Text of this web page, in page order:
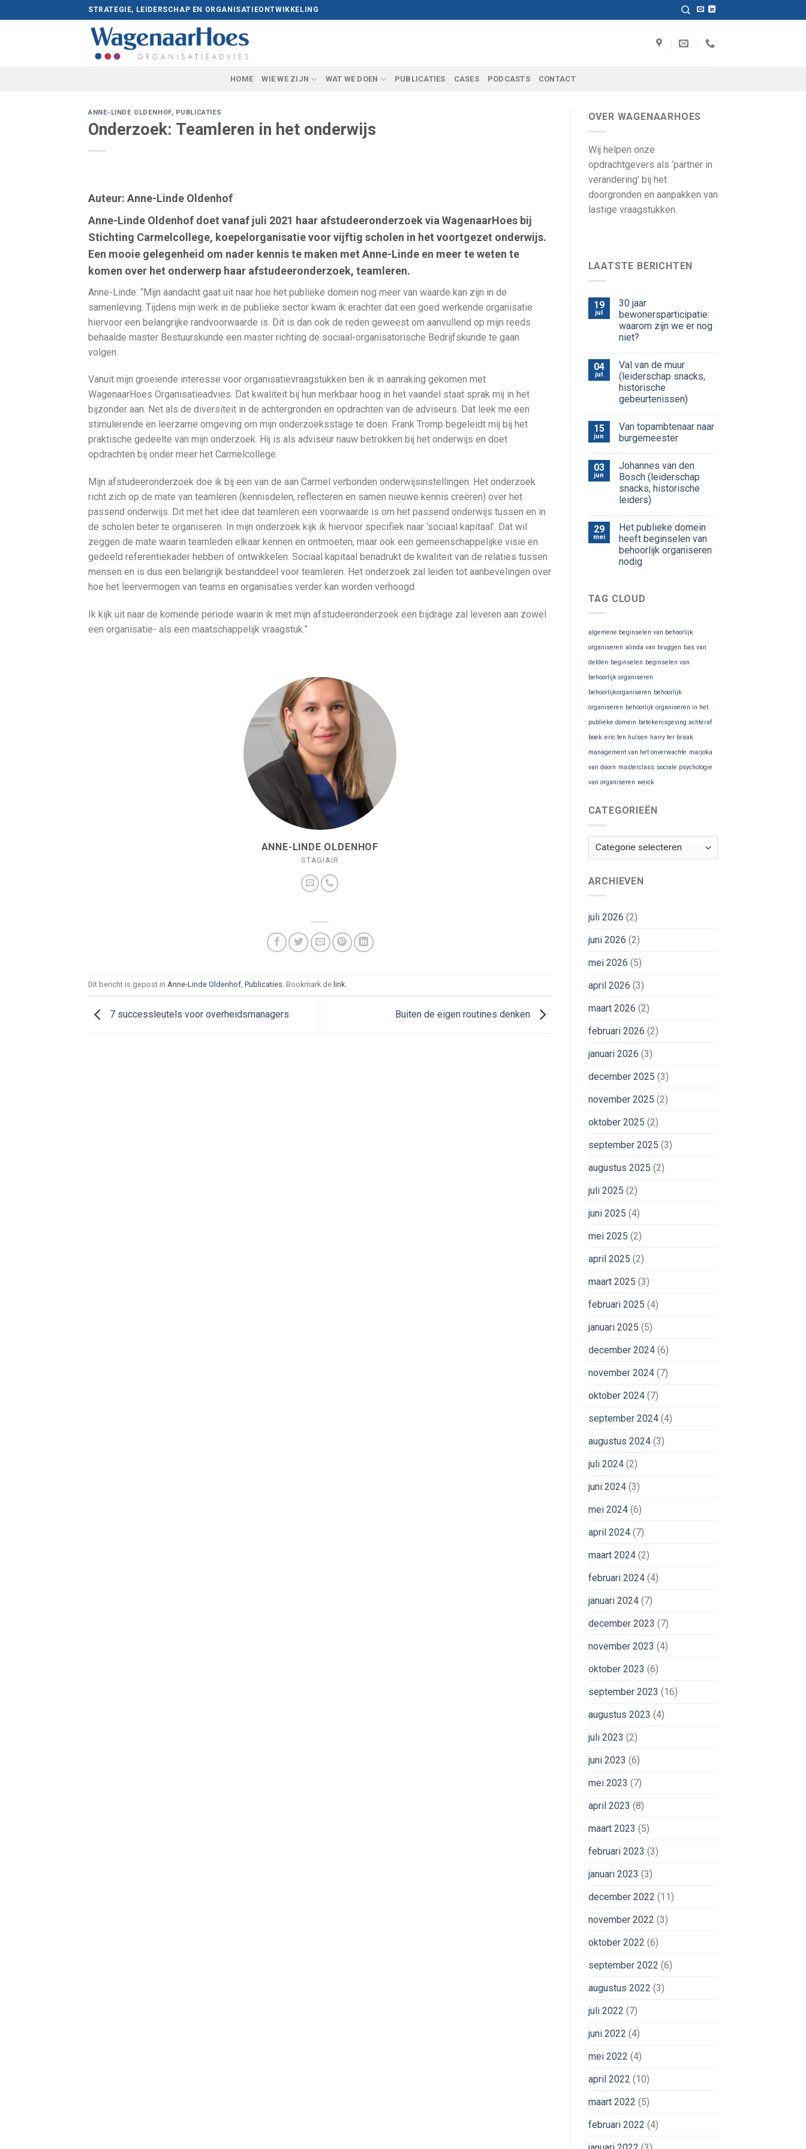
to
STRATEGIE, LEIDERSCHAP EN ORGANISATIEONTWIKKELING
HOME WIE WE ZIJN WAT WE DOEN PUBLICATIES CASES PODCASTS CONTACT
ANNE-LINDE OLDENHOF, PUBLICATIES
Onderzoek: Teamleren in het onderwijs
Auteur: Anne-Linde Oldenhof
Anne-Linde Oldenhof doet vanaf juli 2021 haar afstudeeronderzoek via WagenaarHoes bij
Stichting Carmelcollege, koepelorganisatie voor vijftig scholen in het voortgezet onderwijs.
Een mooie gelegenheid om nader kennis te maken met Anne-Linde en meer te weten te
komen over het onderwerp haar afstudeeronderzoek, teamleren.
Anne-Linde: “Mijn aandacht gaat uit naar hoe het publieke domein nog meer van waarde kan zijn in de
samenleving. Tijdens mijn werk in de publieke sector kwam ik erachter dat een goed werkende organisatie
hiervoor een belangrijke randvoorwaarde is. Dit is dan ook de reden geweest om aanvullend op mijn reeds
behaalde master Bestuurskunde een master richting de sociaal-organisatorische Bedrijfskunde te gaan
volgen.
Vanuit mijn groeiende interesse voor organisatievraagstukken ben ik in aanraking gekomen met
WagenaarHoes Organisatieadvies. Dat kwaliteit bij hun merkbaar hoog in het vaandel staat sprak mij in het
bijzonder aan. Net als de diversiteit in de achtergronden en opdrachten van de adviseurs. Dat leek me een
stimulerende en leerzame omgeving om mijn onderzoeksstage te doen. Frank Tromp begeleidt mij bij het
praktische gedeelte van mijn onderzoek. Hij is als adviseur nauw betrokken bij het onderwijs en doet
opdrachten bij onder meer het Carmelcollege.
Mijn afstudeeronderzoek doe ik bij een van de aan Carmel verbonden onderwijsinstellingen. Het onderzoek
richt zich op de mate van teamleren (kennisdelen, reflecteren en samen nieuwe kennis creëren) over het
passend onderwijs. Dit met het idee dat teamleren een voorwaarde is om het passend onderwijs tussen en in
de scholen beter te organiseren. In mijn onderzoek kijk ik hiervoor specifiek naar ‘sociaal kapitaal’. Dat wil
zeggen de mate waarin teamleden elkaar kennen en ontmoeten, maar ook een gemeenschappelijke visie en
gedeeld referentiekader hebben of ontwikkelen. Sociaal kapitaal benadrukt de kwaliteit van de relaties tussen
mensen en is dus een belangrijk bestanddeel voor teamleren. Het onderzoek zal leiden tot aanbevelingen over
hoe het leervermogen van teams en organisaties verder kan worden verhoogd.
Ik kijk uit naar de komende periode waarin ik met mijn afstudeeronderzoek een bijdrage zal leveren aan zowel
een organisatie- als een maatschappelijk vraagstuk.”
ANNE-LINDE OLDENHOF
STAGIAIR
Dit bericht is gepost in Anne-Linde Oldenhof, Publicaties. Bookmark de link.
7 successleutels voor overheidsmanagers Buiten de eigen routines denken
OVER WAGENAARHOES
Wij helpen onze
opdrachtgevers als ‘partner in
verandering’ bij het
doorgronden en aanpakken van
lastige vraagstukken.
LAATSTE BERICHTEN
19
jul
30 jaar
bewonersparticipatie:
waarom zijn we er nog
niet?
04
jul
Val van de muur
(leiderschap snacks,
historische
gebeurtenissen)
15
jun
Van topambtenaar naar
burgemeester
03
jun
Johannes van den
Bosch (leiderschap
snacks, historische
leiders)
29
mei
Het publieke domein
heeft beginselen van
behoorlijk organiseren
nodig
TAG CLOUD
algemene beginselen van behoorlijk
organiseren alinda van bruggen bas van
delden beginselen beginselen van
behoorlijk organiseren
behoorlijkorganiseren behoorlijk
organiseren behoorlijk organiseren in het
publieke domein betekenisgeving achteraf
boek eric ten hulsen harry ter braak
management van het onverwachte marjoka
van doorn masterclass sociale psychologie
van organiseren weick
CATEGORIEËN
Categorieën
ARCHIEVEN
juli 2026 (2)
juni 2026 (2)
mei 2026 (5)
april 2026 (3)
maart 2026 (2)
februari 2026 (2)
januari 2026 (3)
december 2025 (3)
november 2025 (2)
oktober 2025 (2)
september 2025 (3)
augustus 2025 (2)
juli 2025 (2)
juni 2025 (4)
mei 2025 (2)
april 2025 (2)
maart 2025 (3)
februari 2025 (4)
januari 2025 (5)
december 2024(6)
november 2024(7)
oktober 2024(7)
september 2024(4)
augustus 2024(3)
juli 2024(2)
juni 2024(3)
mei 2024(6)
april 2024(7)
maart 2024(2)
februari 2024(4)
januari 2024(7)
december 2023 (7)
november 2023 (4)
oktober 2023 (6)
september 2023 (16)
augustus 2023 (4)
juli 2023 (2)
juni 2023 (6)
mei 2023 (7)
april 2023 (8)
maart 2023 (5)
februari 2023 (3)
januari 2023 (3)
december 2022 (11)
november 2022 (3)
oktober 2022 (6)
september 2022 (6)
augustus 2022 (3)
juli 2022 (7)
juni 2022 (4)
mei 2022 (4)
april 2022 (10)
maart 2022 (5)
februari 2022 (4)